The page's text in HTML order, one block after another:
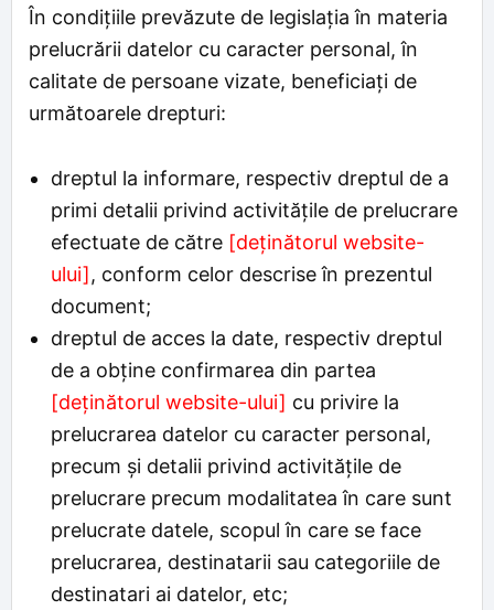
În condițiile prevăzute de legislația în materia
prelucrării datelor cu caracter personal, în
calitate de persoane vizate, beneficiați de
următoarele drepturi:
dreptul la informare, respectiv dreptul de a
primi detalii privind activitățile de prelucrare
efectuate de către [deținătorul website-
ului], conform celor descrise în prezentul
document;
dreptul de acces la date, respectiv dreptul
de a obține confirmarea din partea
[deținătorul website-ului] cu privire la
prelucrarea datelor cu caracter personal,
precum și detalii privind activitățile de
prelucrare precum modalitatea în care sunt
prelucrate datele, scopul în care se face
prelucrarea, destinatarii sau categoriile de
destinatari ai datelor, etc;